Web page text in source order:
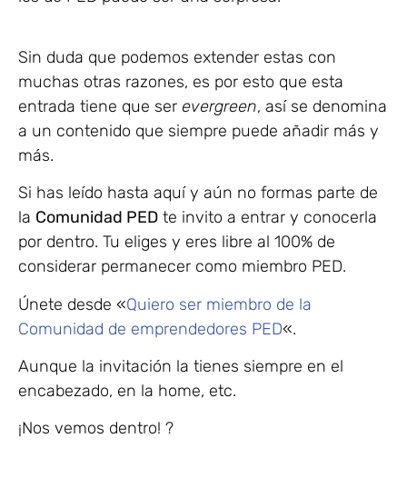
Sin duda que podemos extender estas con
muchas otras razones, es por esto que esta
entrada tiene que ser evergreen, así se denomina
a un contenido que siempre puede añadir más y
más.
Si has leído hasta aquí y aún no formas parte de
la Comunidad PED te invito a entrar y conocerla
por dentro. Tu eliges y eres libre al 100% de
considerar permanecer como miembro PED.
Únete desde «Quiero ser miembro de la
Comunidad de emprendedores PED«.
Aunque la invitación la tienes siempre en el
encabezado, en la home, etc.
¡Nos vemos dentro! ?